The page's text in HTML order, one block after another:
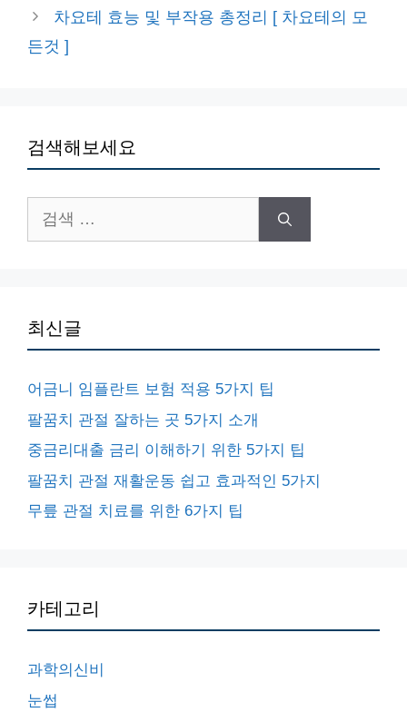
차요테 효능 및 부작용 총정리 [ 차요테의 모
든것 ]
검색해보세요
색:
최신글
어금니 임플란트 보험 적용 5가지 팁
팔꿈치 관절 잘하는 곳 5가지 소개
중금리대출 금리 이해하기 위한 5가지 팁
팔꿈치 관절 재활운동 쉽고 효과적인 5가지
무릎 관절 치료를 위한 6가지 팁
카테고리
과학의신비
눈썹